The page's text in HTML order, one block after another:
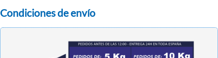
Condiciones de envío